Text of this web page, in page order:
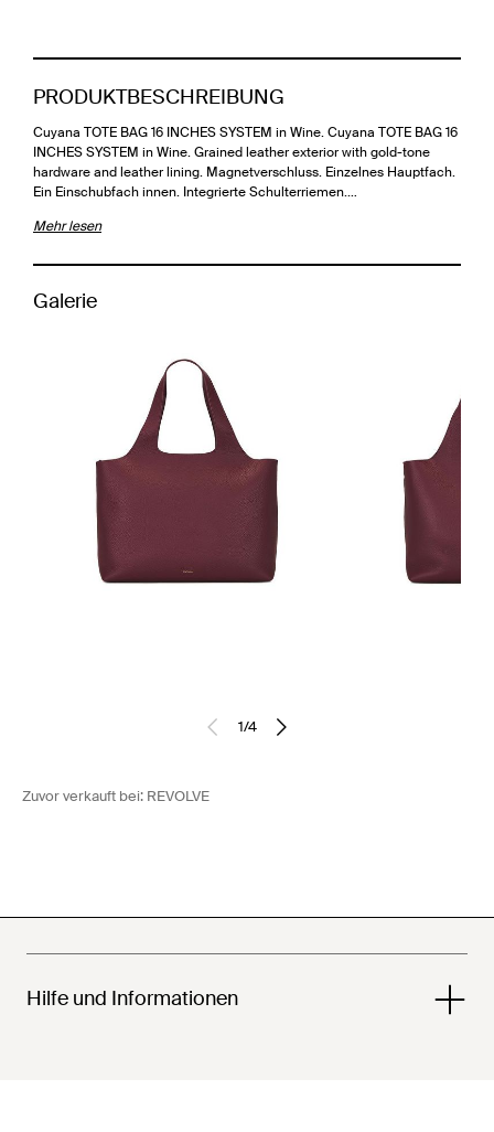
PRODUKTBESCHREIBUNG
Cuyana TOTE BAG 16 INCHES SYSTEM in Wine. Cuyana TOTE BAG 16
INCHES SYSTEM in Wine. Grained leather exterior with gold-tone
hardware and leather lining. Magnetverschluss. Einzelnes Hauptfach.
Ein Einschubfach innen. Integrierte Schulterriemen.…
Mehr lesen
Galerie
1/4
Zuvor verkauft bei: REVOLVE
Hilfe und Informationen